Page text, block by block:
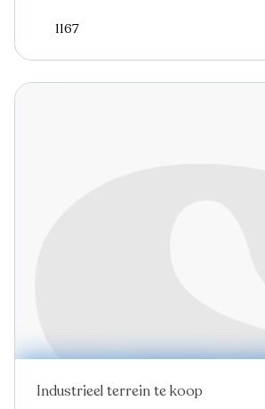
1167
Virtual tour
Industrieel terrein te koop